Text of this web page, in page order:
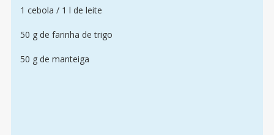
1 cebola / 1 l de leite
50 g de farinha de trigo
50 g de manteiga